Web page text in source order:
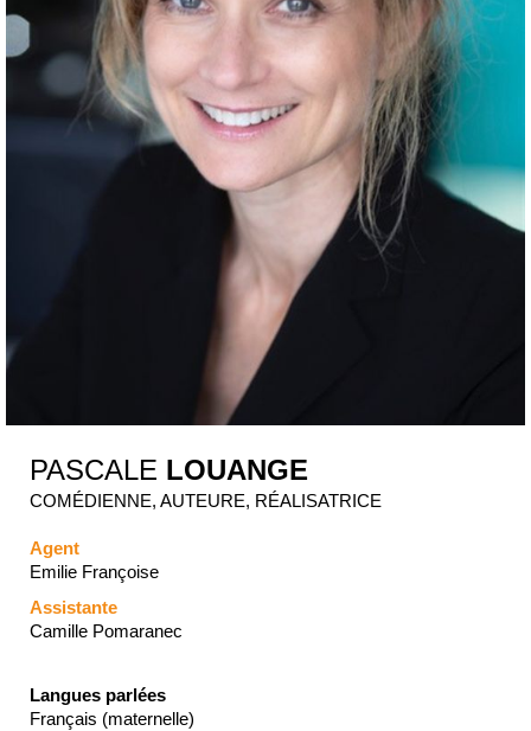
PASCALE LOUANGE
COMÉDIENNE, AUTEURE, RÉALISATRICE
Agent
Emilie Françoise
Assistante
Camille Pomaranec
Langues parlées
Français (maternelle)